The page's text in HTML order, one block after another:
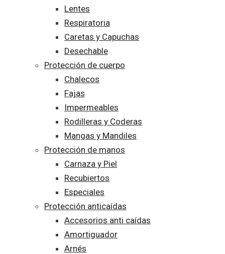
Lentes
Respiratoria
Caretas y Capuchas
Desechable
Protección de cuerpo
Chalecos
Fajas
Impermeables
Rodilleras y Coderas
Mangas y Mandiles
Protección de manos
Carnaza y Piel
Recubiertos
Especiales
Protección anticaídas
Accesorios anti caídas
Amortiguador
Arnés